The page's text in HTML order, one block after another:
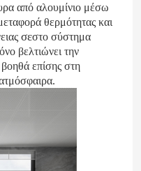
από αλουμίνιο μέσω
θερμότητας και
σεστο σύστημα
βελτιώνει την
επίσης στη